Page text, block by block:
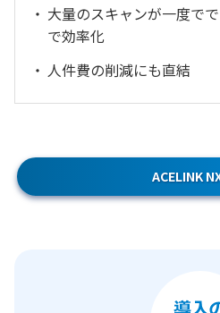
大量のスキャンが一度で
で効率化
人件費の削減にも直結
ACELINK